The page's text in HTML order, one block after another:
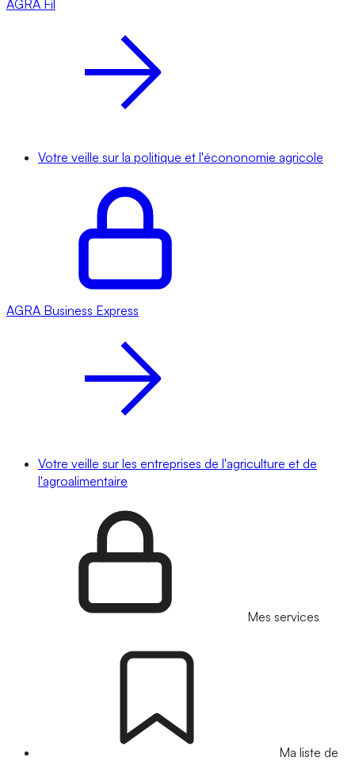
AGRA Fil
Votre veille sur la politique et l'écononomie agricole
AGRA Business Express
Votre veille sur les entreprises de l'agriculture et de
l'agroalimentaire
Mes services
Ma liste de